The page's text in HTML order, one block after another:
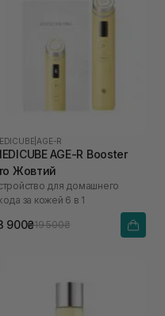
AGE-R
AGE-R Booster
Жовтий
для домашнего
за кожей 6 в 1
900₴19 500₴